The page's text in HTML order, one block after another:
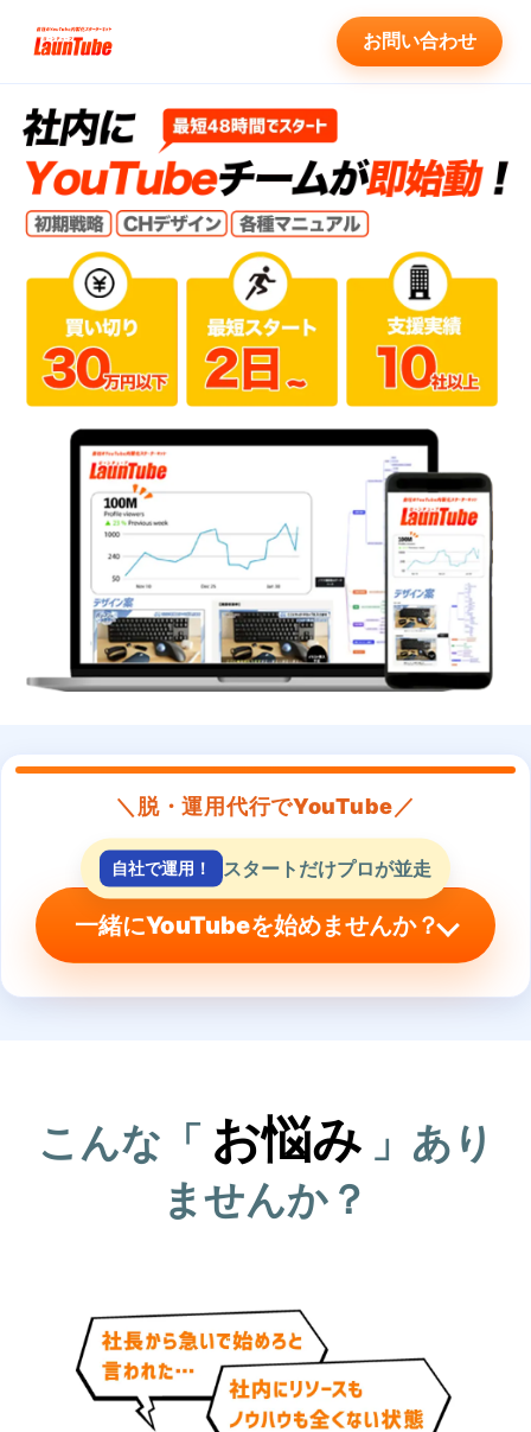
お問い合わせ
＼脱・運用代行でYouTube／
自社で運用！ スタートだけプロが並走
一緒にYouTubeを始めませんか？
こんな「 お悩み 」あり
ませんか？